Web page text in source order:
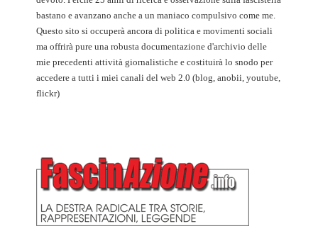
bastano e avanzano anche a un maniaco compulsivo come me.
Questo sito si occuperà ancora di politica e movimenti sociali
ma offrirà pure una robusta documentazione d'archivio delle
mie precedenti attività giornalistiche e costituirà lo snodo per
accedere a tutti i miei canali del web 2.0 (blog, anobii, youtube,
flickr)